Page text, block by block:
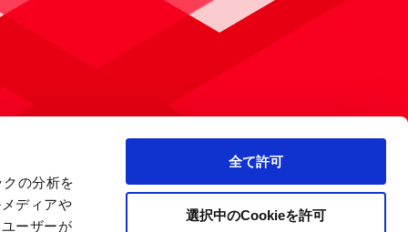
の分析を
ディアや
ーザーが
全て許可
選択中のCookieを許可